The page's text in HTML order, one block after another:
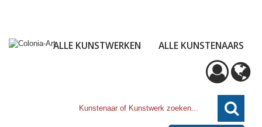
ALLE KUNSTWERKEN ALLE KUNSTENAARS